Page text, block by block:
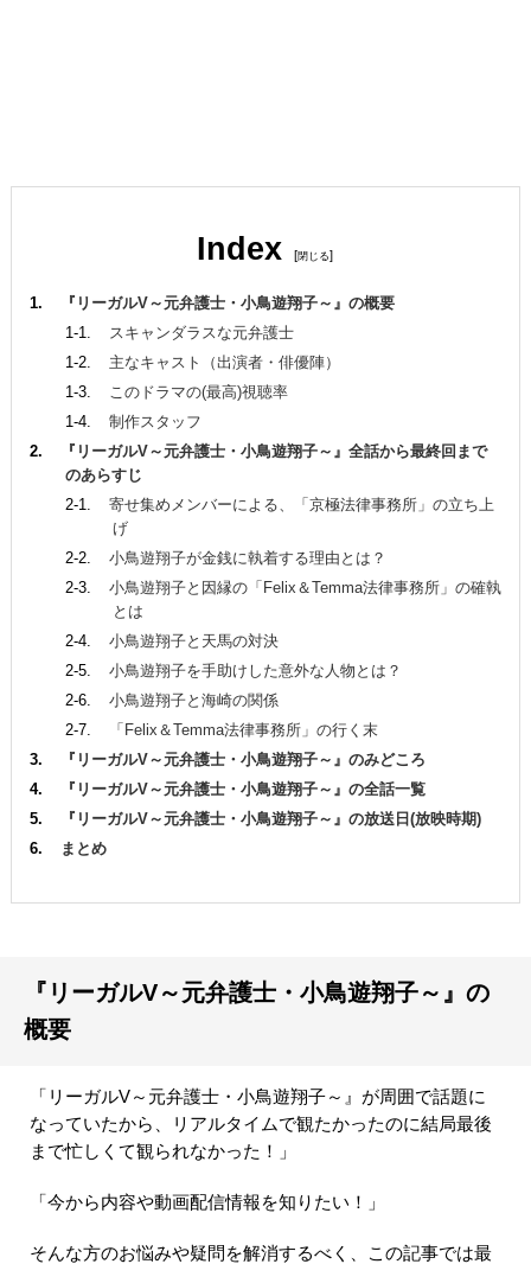
Index [ ]
『リーガルV～元弁護士・小鳥遊翔子～』の概要
スキャンダラスな元弁護士
主なキャスト（出演者・俳優陣）
このドラマの(最高)視聴率
制作スタッフ
『リーガルV～元弁護士・小鳥遊翔子～』全話から最終回まで
のあらすじ
寄せ集めメンバーによる、「京極法律事務所」の立ち上
げ
小鳥遊翔子が金銭に執着する理由とは？
小鳥遊翔子と因縁の「Felix＆Temma法律事務所」の確執
とは
小鳥遊翔子と天馬の対決
小鳥遊翔子を手助けした意外な人物とは？
小鳥遊翔子と海崎の関係
「Felix＆Temma法律事務所」の行く末
『リーガルV～元弁護士・小鳥遊翔子～』のみどころ
『リーガルV～元弁護士・小鳥遊翔子～』の全話一覧
『リーガルV～元弁護士・小鳥遊翔子～』の放送日(放映時期)
まとめ
『リーガルV～元弁護士・小鳥遊翔子～』の
概要
「リーガルV～元弁護士・小鳥遊翔子～』が周囲で話題に
なっていたから、リアルタイムで観たかったのに結局最後
まで忙しくて観られなかった！」
「今から内容や動画配信情報を知りたい！」
そんな方のお悩みや疑問を解消するべく、この記事では最